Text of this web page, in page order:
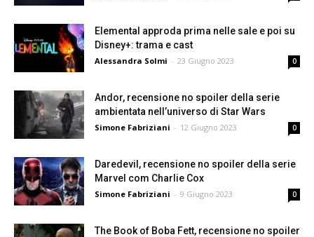
Elemental approda prima nelle sale e poi su
Disney+: trama e cast
Alessandra Solmi - 23 Giugno 2023 0
Andor, recensione no spoiler della serie
ambientata nell’universo di Star Wars
Simone Fabriziani - 12 Giugno 2023 0
Daredevil, recensione no spoiler della serie
Marvel com Charlie Cox
Simone Fabriziani - 9 Giugno 2023 0
The Book of Boba Fett, recensione no spoiler